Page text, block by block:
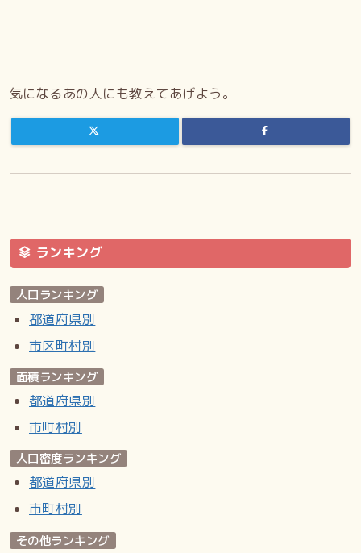
気になるあの人にも教えてあげよう。
ランキング
人口ランキング
都道府県別
市区町村別
面積ランキング
都道府県別
市町村別
人口密度ランキング
都道府県別
市町村別
その他ランキング